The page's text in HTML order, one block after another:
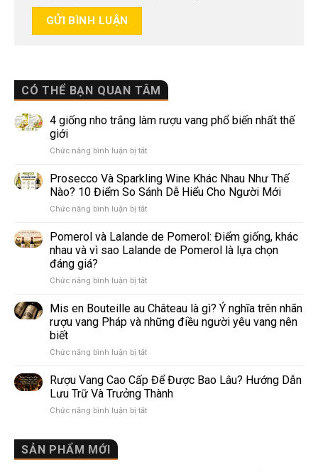
CÓ THỂ BẠN QUAN TÂM
4 giống nho trắng làm rượu vang phổ biến nhất thế
giới
Chức năng bình luận bị tắtở
giống
nho
trắng
làm
vang
phổ
thế
Prosecco Và Sparkling Wine Khác Nhau Như Thế
Nào? 10 Điểm So Sánh Dễ Hiểu Cho Người Mới
Chức năng bình luận bị tắtở
Và
Sparkling
Wine
Nhau
Thế
Nào?
10
So
Dễ
Hiểu
Người
Pomerol và Lalande de Pomerol: Điểm giống, khác
nhau và vì sao Lalande de Pomerol là lựa chọn
đáng giá?
Chức năng bình luận bị tắtở
và
Lalande
de
Điểm
khác
nhau
và
vì
Mis en Bouteille au Château là gì? Ý nghĩa trên nhãn
rượu vang Pháp và những điều người yêu vang nên
biết
Chức năng bình luận bị tắtở
en
Bouteille
au
Château
Rượu Vang Cao Cấp Để Được Bao Lâu? Hướng Dẫn
Lưu Trữ Và Trưởng Thành
Chức năng bình luận bị tắtở
SẢN PHẨM MỚI